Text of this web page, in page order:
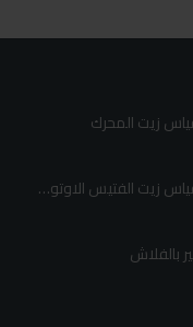
زيت المحرك
الطريقة الصحيحة لقياس زيت الفتيس الاوتوماتيك
بالفلاش